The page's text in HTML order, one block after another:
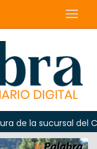
sucursal del Correo